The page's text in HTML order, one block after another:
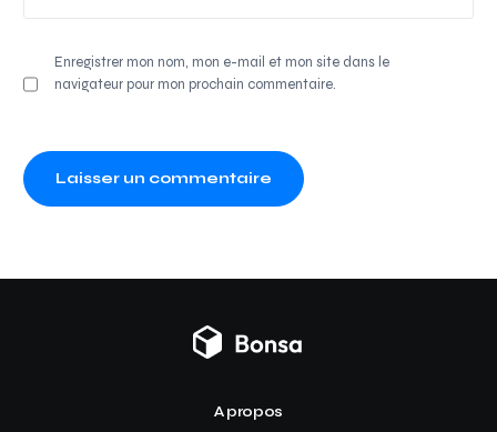
Enregistrer mon nom, mon e-mail et mon site dans le
navigateur pour mon prochain commentaire.
A propos